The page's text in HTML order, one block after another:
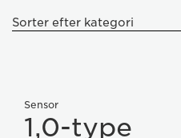
Sorter efter kategori
Sensor
1,0-type